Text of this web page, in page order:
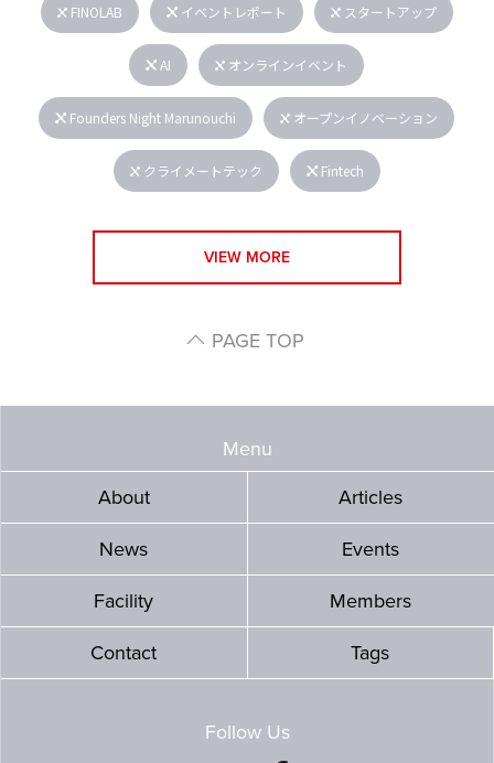
FINOLAB イベントレポート スタートアップ
AI オンラインイベント
Founders Night Marunouchi オープンイノベーション
クライメートテック Fintech
VIEW MORE
PAGE TOP
Menu
About
Articles
News Events
Facility Members
Contact Tags
Follow Us